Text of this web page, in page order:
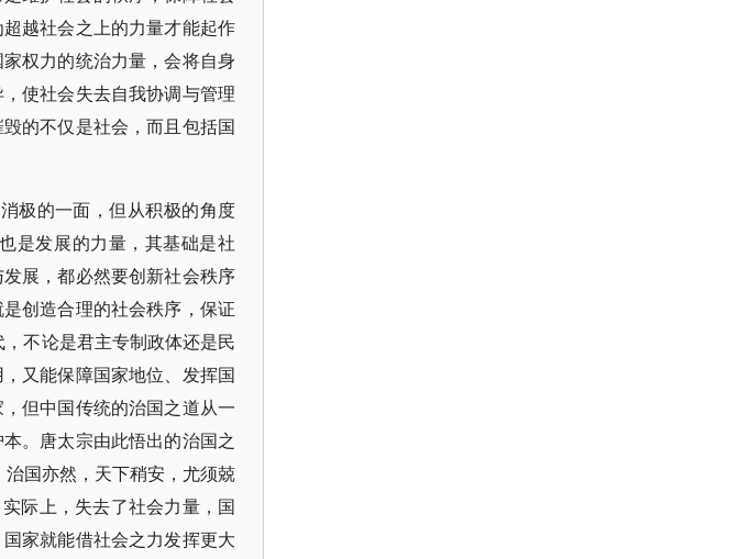
越社会之上的力量才能起作
权力的统治力量，会将自身
使社会失去自我协调与管理
的不仅是社会，而且包括国
极的一面，但从积极的角度
是发展的力量，其基础是社
展，都必然要创新社会秩序
创造合理的社会秩序，保证
不论是君主专制政体还是民
又能保障国家地位、发挥国
但中国传统的治国之道从一
。唐太宗由此悟出的治国之
国亦然，天下稍安，尤须兢
际上，失去了社会力量，国
家就能借社会之力发挥更大